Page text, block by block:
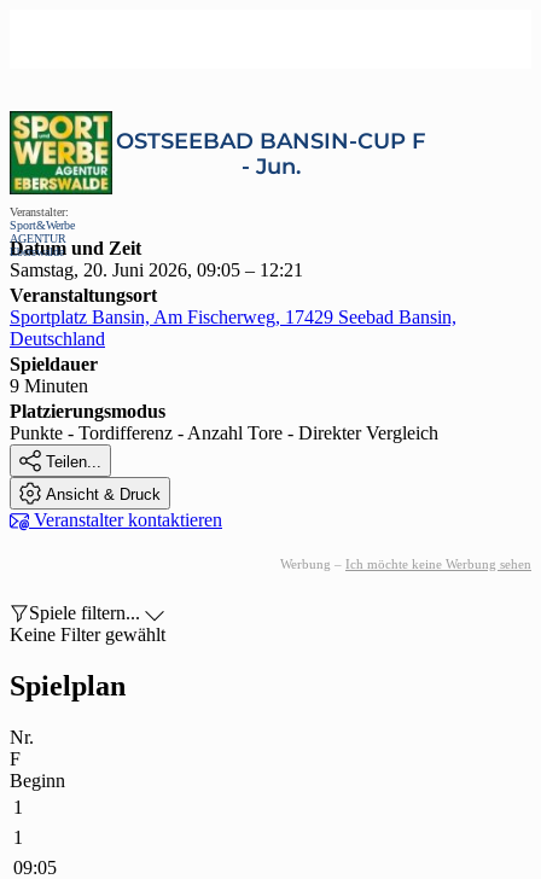
Veranstalter:
Sport&Werbe
AGENTUR
Eberswalde
OSTSEEBAD BANSIN-CUP F
- Jun.
Datum und Zeit
Samstag, 20. Juni 2026, 09:05 – 12:21
Veranstaltungsort
Sportplatz Bansin, Am Fischerweg, 17429 Seebad Bansin,
Deutschland
Spieldauer
9 Minuten
Platzierungsmodus
Punkte - Tordifferenz - Anzahl Tore - Direkter Vergleich
 Teilen...
 Ansicht & Druck
 Veranstalter kontaktieren
Werbung – Ich möchte keine Werbung sehen
Spiele filtern... 
Keine Filter gewählt
Spielplan
Nr.
F
Beginn
1
1
09:05